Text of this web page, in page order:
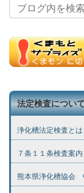
法定検査につい
浄化槽法定検査とは
７条１１条検査案内
熊本県浄化槽協会